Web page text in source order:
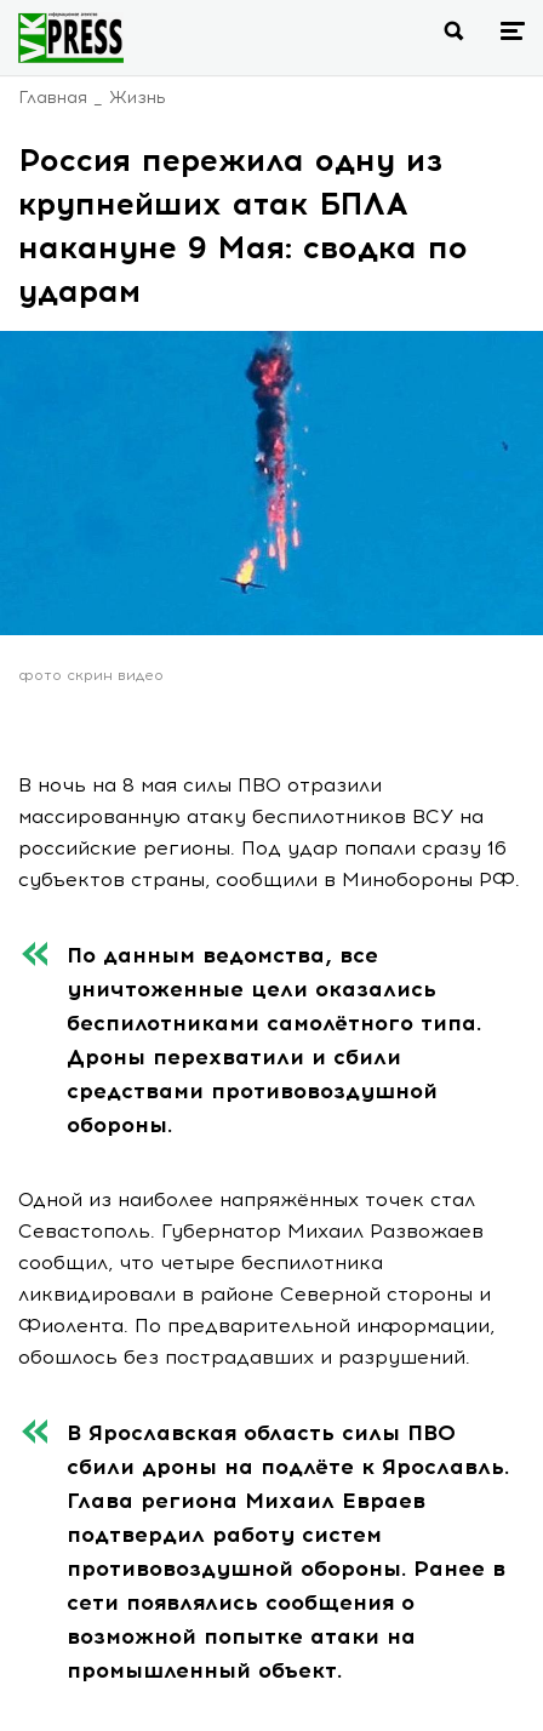
Главная Жизнь
Россия пережила одну из
крупнейших атак БПЛА
накануне 9 Мая: сводка по
ударам
фото скрин видео
В ночь на 8 мая силы ПВО отразили
массированную атаку беспилотников ВСУ на
российские регионы. Под удар попали сразу 16
субъектов страны, сообщили в Минобороны РФ.
По данным ведомства, все
уничтоженные цели оказались
беспилотниками самолётного типа.
Дроны перехватили и сбили
средствами противовоздушной
обороны.
Одной из наиболее напряжённых точек стал
Севастополь. Губернатор Михаил Развожаев
сообщил, что четыре беспилотника
ликвидировали в районе Северной стороны и
Фиолента. По предварительной информации,
обошлось без пострадавших и разрушений.
В Ярославская область силы ПВО
сбили дроны на подлёте к Ярославль.
Глава региона Михаил Евраев
подтвердил работу систем
противовоздушной обороны. Ранее в
сети появлялись сообщения о
возможной попытке атаки на
промышленный объект.